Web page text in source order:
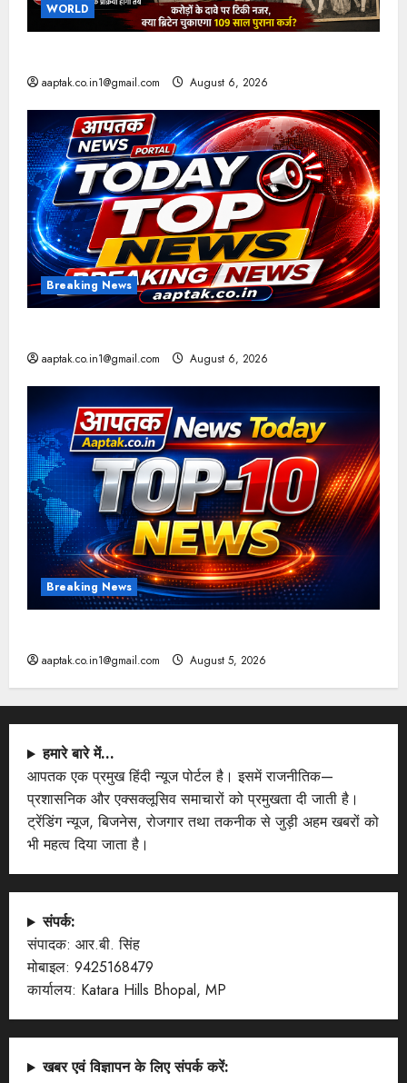
WORLD
aaptak.co.in1@gmail.com August 6, 2026
Breaking News
aaptak.co.in1@gmail.com August 6, 2026
Breaking News
aaptak.co.in1@gmail.com August 5, 2026
हमारे बारे में…
आपतक एक प्रमुख हिंदी न्यूज पोर्टल है। इसमें राजनीतिक—
प्रशासनिक और एक्सक्लूसिव समाचारों को प्रमुखता दी जाती है।
ट्रेंडिंग न्यूज, बिजनेस, रोजगार तथा तकनीक से जुड़ी अहम खबरों को
भी महत्व दिया जाता है।
संपर्क:
संपादक: आर.बी. सिंह
मोबाइल: 9425168479
कार्यालय: Katara Hills Bhopal, MP
खबर एवं विज्ञापन के लिए संपर्क करें: